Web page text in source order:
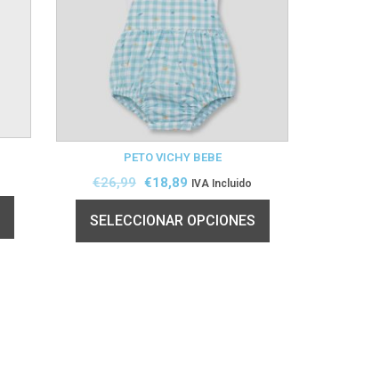
PETO VICHY BEBE
€26,99 €18,89 IVA Incluido
SELECCIONAR OPCIONES